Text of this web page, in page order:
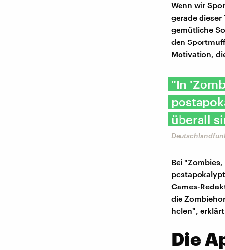
Wenn wir
gerade dieser
gemütliche
den
Motivation,
"In
überall
Bei
Games-
die
holen", erklärt
Die